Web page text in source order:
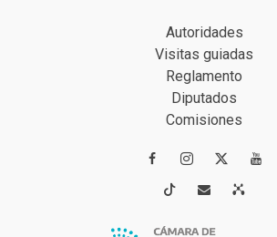
Autoridades
Visitas guiadas
Reglamento
Diputados
Comisiones
 
 